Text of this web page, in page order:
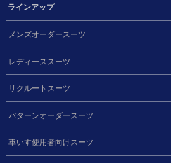
ラインアップ
メンズオーダースーツ
レディーススーツ
リクルートスーツ
パターンオーダースーツ
車いす使用者向けスーツ